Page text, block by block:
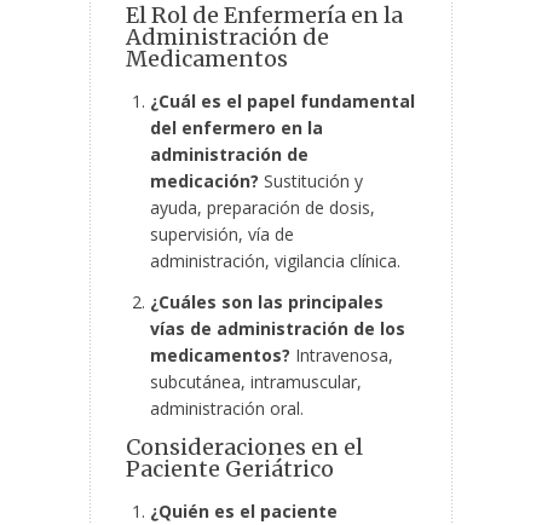
El Rol de Enfermería en la
Administración de
Medicamentos
¿Cuál es el papel fundamental
del enfermero en la
administración de
medicación? Sustitución y
ayuda, preparación de dosis,
supervisión, vía de
administración, vigilancia clínica.
¿Cuáles son las principales
vías de administración de los
medicamentos? Intravenosa,
subcutánea, intramuscular,
administración oral.
Consideraciones en el
Paciente Geriátrico
¿Quién es el paciente